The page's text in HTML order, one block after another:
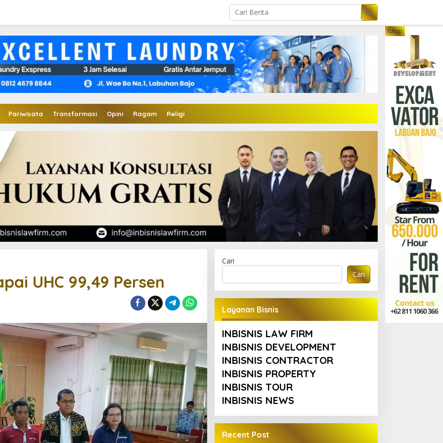
Pariwisata Transformasi Opini Ragam Religi
tutup
UHC 99,49 Persen
Cari
Cari
Layanan Bisnis
INBISNIS LAW FIRM
INBISNIS DEVELOPMENT
INBISNIS CONTRACTOR
INBISNIS PROPERTY
INBISNIS TOUR
INBISNIS NEWS
Recent Post